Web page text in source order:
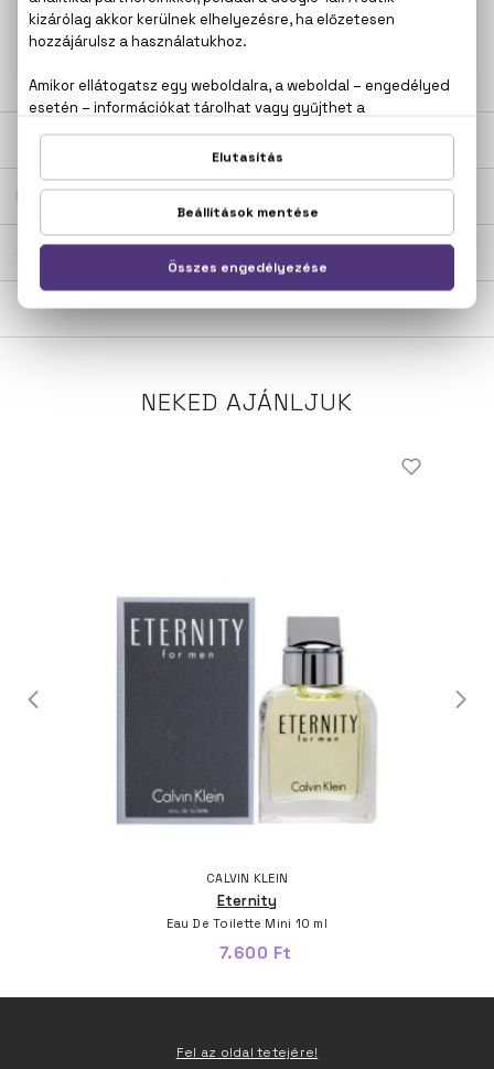
Kérdésed van, elakadtál? Hívd ügyfélszolgálatunkat:
20 267 5125
LEÍRÁS
ÉRTÉKELÉSEK (0)
SZÁLLÍTÁS
NEKED AJÁNLJUK
CALVIN KLEIN
Eternity
Eau De Toilette Mini 10 ml
7.600 Ft
Fel az oldal tetejére!